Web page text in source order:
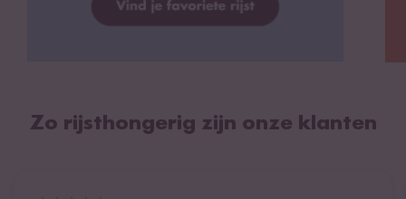
Zo rijsthongerig zijn onze klanten